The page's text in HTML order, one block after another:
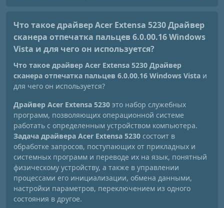
Что такое драйвер Acer Extensa 5230 Драйвер
сканера отпечатка пальцев 6.0.00.16 Windows
Vista и для чего он используется?
Что такое драйвер Acer Extensa 5230 Драйвер
сканера отпечатка пальцев 6.0.00.16 Windows Vista и
для чего он используется?
Драйвер Acer Extensa 5230 это набор служебных
программ, позволяющих операционной системе
работать с определенным устройством компьютера.
Задача драйвера Acer Extensa 5230 состоит в
обработке запросов, поступающих от прикладных и
системных программ и переводе их на язык, понятный
физическому устройству, а также в управлении
процессами его инициализации, обмена данными,
настройки параметров, переключением из одного
состояния в другое.